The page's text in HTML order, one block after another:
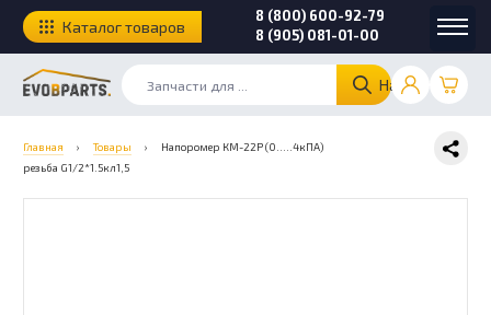
Найти
8 (800) 600-92-79
8 (905) 081-01-00
Каталог товаров
Главная › Товары ›
Напоромер КМ-22Р (0…..4кПА)
резьба G1/2*1.5кл1,5